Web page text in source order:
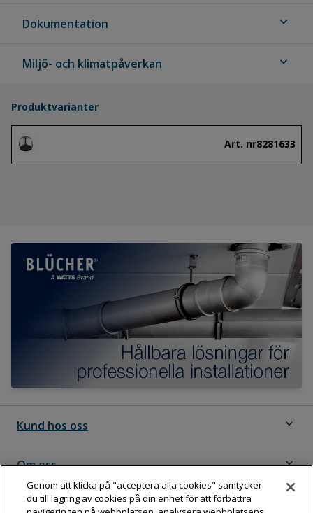
Dokumentation expand_more
Miljö- och klimatpåverkan expand_more
Produktvarianter
Art. nr8281633
Kund hos oss expand_more
Om oss expand_more
Följ Dahl
Genom att klicka på "acceptera alla cookies" samtycker
du till lagring av cookies på din enhet för att förbättra